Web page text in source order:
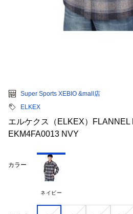
Super Sports XEBIO &mall店
ELKEX
エルケクス（ELKEX）FLANNEL
EKM4FA0013 NVY
カラー
ネイビー